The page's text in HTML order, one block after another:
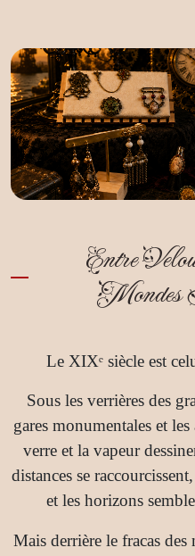
Entre
Mondes
Le XIXᵉ siècle est
Sous les verrières des
gares monumentales et
verre et la vapeur
distances se
et les horizons
Mais derrière le fracas